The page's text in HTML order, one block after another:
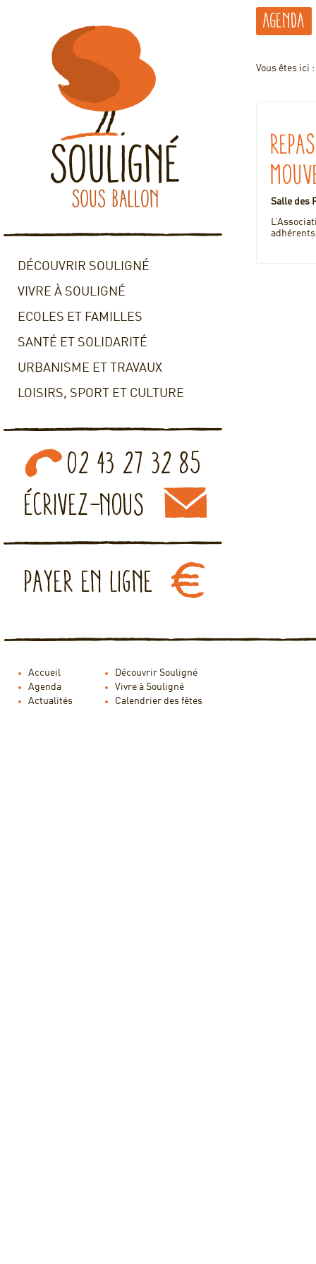
DÉCOUVRIR SOULIGNÉ
VIVRE À SOULIGNÉ
ECOLES ET FAMILLES
SANTÉ ET SOLIDARITÉ
URBANISME ET TRAVAUX
LOISIRS, SPORT ET CULTURE
Agenda
Vous êtes ici :
Salle des
Accueil
Agenda
Actualités
Découvrir Souligné
Vivre à Souligné
Calendrier des fêtes